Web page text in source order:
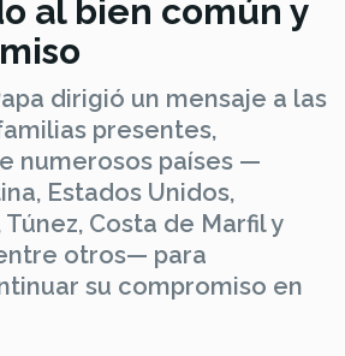
al bien común y
dirigió un mensaje a las
presentes,
numerosos países —
Estados Unidos,
Costa de Marfil y
otros— para
su compromiso en